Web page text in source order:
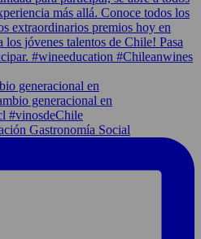
generacional en
Gastronomía Social